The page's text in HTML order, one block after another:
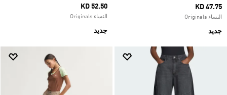
KD 47.75
النساء Originals
جديد
KD 52.50
النساء Originals
جديد